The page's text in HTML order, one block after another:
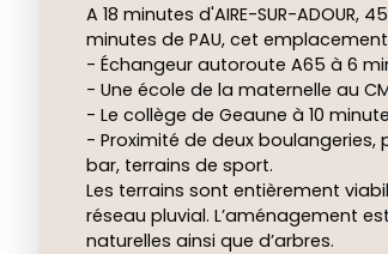
A 18 minutes d'AIRE-SUR-ADOUR,
minutes de PAU, cet
- Échangeur autoroute A65 à 6
- Une école de la maternelle au
- Le collège de Geaune à 10
- Proximité de deux
bar, terrains de sport.
Les terrains sont entièrement
réseau pluvial. L’aménagement
naturelles ainsi que d’arbres.